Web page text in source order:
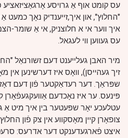
עס קומט אוף אַ גרויסע אָרגאַציזאציע
"החלוץ", און איך,זייענדיק נאָך כמעט אַ
איך ווער אי א חלוצניק, אי אַ שומר-
עס געווען ווי לעגאל.
מיר האבן געלייענט דעם זשורנאַל
זיך געהייסן), וואָס איז דערשינען
שפּראַך. דער רעדאַקטער פֿון דעם
פּינעס. ער איז נאָכדעם אַוועקגעפֿאָרן
עטלעכע יאָר שפּעטער בין איך מיט אַ
צופאָרן קיין מאָסקווע אין צק פֿון
איצט פֿארגעדענקט דער אדרעס: